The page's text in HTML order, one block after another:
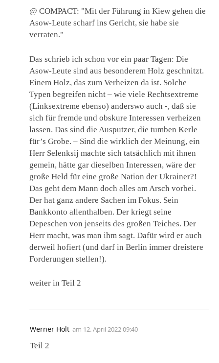
@ COMPACT: "Mit der Führung in Kiew gehen die
Asow-Leute scharf ins Gericht, sie habe sie
verraten."
Das schrieb ich schon vor ein paar Tagen: Die
Asow-Leute sind aus besonderem Holz geschnitzt.
Einem Holz, das zum Verheizen da ist. Solche
Typen begreifen nicht – wie viele Rechtsextreme
(Linksextreme ebenso) anderswo auch -, daß sie
sich für fremde und obskure Interessen verheizen
lassen. Das sind die Ausputzer, die tumben Kerle
für’s Grobe. – Sind die wirklich der Meinung, ein
Herr Selenksij machte sich tatsächlich mit ihnen
gemein, hätte gar dieselben Interessen, wäre der
große Held für eine große Nation der Ukrainer?!
Das geht dem Mann doch alles am Arsch vorbei.
Der hat ganz andere Sachen im Fokus. Sein
Bankkonto allenthalben. Der kriegt seine
Depeschen von jenseits des großen Teiches. Der
Herr macht, was man ihm sagt. Dafür wird er auch
derweil hofiert (und darf in Berlin immer dreistere
Forderungen stellen!).
weiter in Teil 2
Werner Holt am 12. April 2022 09:40
Teil 2